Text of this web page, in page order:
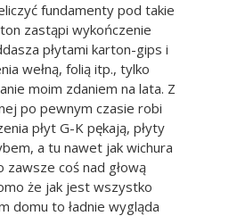
fundamenty pod takie
zastąpi wykończenie
płytami karton-gips i
wełną, folią itp., tylko
moim zdaniem na lata. Z
po pewnym czasie robi
płyt G-K pękają, płyty
a tu nawet jak wichura
zawsze coś nad głową
że jak jest wszystko
domu to ładnie wygląda